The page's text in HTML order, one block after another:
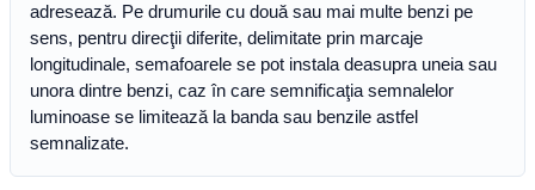
adresează. Pe drumurile cu două sau mai multe benzi pe
sens, pentru direcţii diferite, delimitate prin marcaje
longitudinale, semafoarele se pot instala deasupra uneia sau
unora dintre benzi, caz în care semnificaţia semnalelor
luminoase se limitează la banda sau benzile astfel
semnalizate.